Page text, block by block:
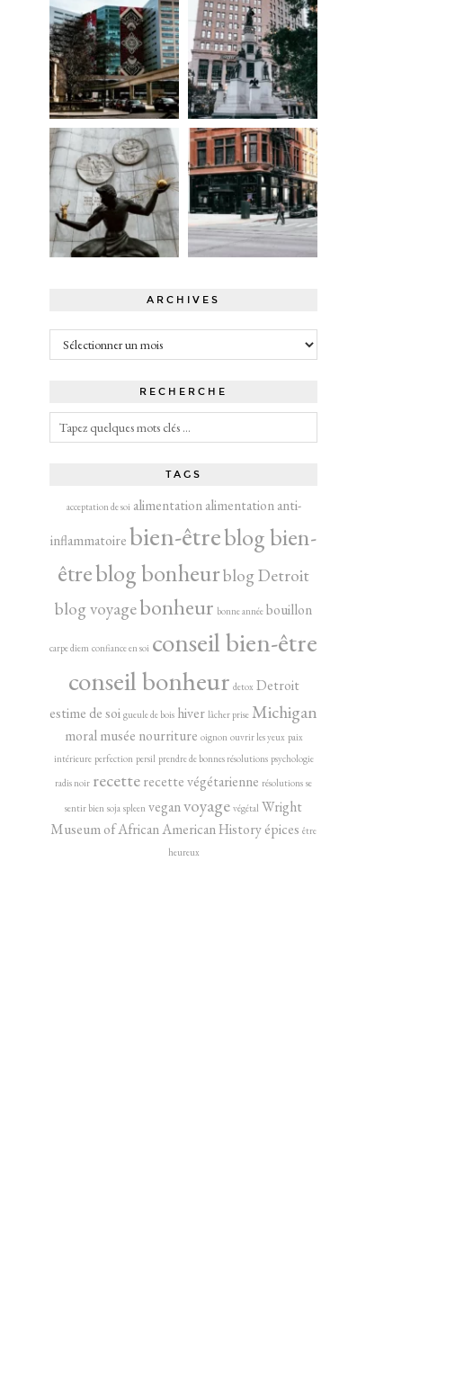
ARCHIVES
Archives
RECHERCHE
TAGS
acceptation de soi alimentation alimentation anti-
inflammatoirebien-êtreblog bien-
êtreblog bonheurblog Detroit
blog voyagebonheur bonne année bouillon
carpe diem confiance en soi conseil bien-être
conseil bonheur detox Detroit
estime de soi gueule de bois hiver lâcher prise Michigan
moral musée nourriture oignon ouvrir les yeux paix
intérieure perfection persil prendre de bonnes résolutions psychologie
radis noir recetterecette végétarienne résolutions se
sentir bien soja spleen veganvoyage végétal Wright
Museum of African American Historyépices être
heureux